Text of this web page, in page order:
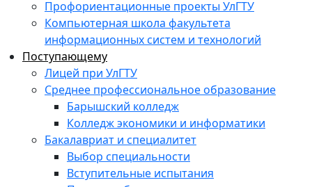
Профориентационные проекты УлГТУ
Компьютерная школа факультета
информационных систем и технологий
Поступающему
Лицей при УлГТУ
Среднее профессиональное образование
Барышский колледж
Колледж экономики и информатики
Бакалавриат и специалитет
Выбор специальности
Вступительные испытания